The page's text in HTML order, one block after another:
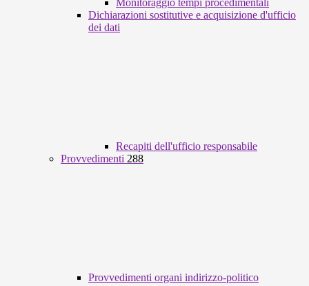
Monitoraggio tempi procedimentali
Dichiarazioni sostitutive e acquisizione d'ufficio
dei dati
Recapiti dell'ufficio responsabile
Provvedimenti 288
Provvedimenti organi indirizzo-politico